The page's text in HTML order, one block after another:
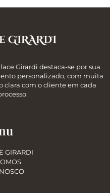
GIRARDI
Girardi destaca-se por sua
personalizado, com muita
com o cliente em cada
GIRARDI